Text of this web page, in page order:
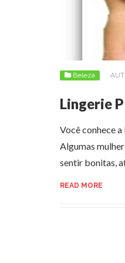
Beleza
Lingerie
Você conhece a
Algumas
sentir bonitas,
READ MORE